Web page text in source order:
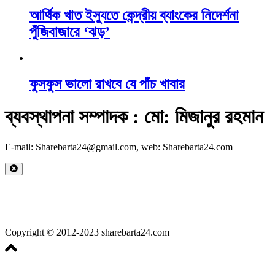
আর্থিক খাত ইস্যুতে কেন্দ্রীয় ব্যাংকের নিদের্শনা
পুঁজিবাজারে ‘ঝড়’
ফুসফুস ভালো রাখবে যে পাঁচ খাবার
ব্যবস্থাপনা সম্পাদক : মো: মিজানুর রহমান
E-mail: Sharebarta24@gmail.com, web: Sharebarta24.com
Copyright © 2012-2023 sharebarta24.com